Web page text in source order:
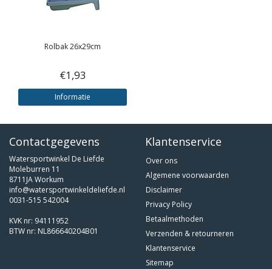
Rolbak 26x29cm
€1,93
Informatie
Contactgegevens
Watersportwinkel De Liefde
Moleburren 11
8711JA Workum
info@watersportwinkeldeliefde.nl
0031-515 542004
KVK nr: 94111952
BTW nr: NL866640204B01
Klantenservice
Over ons
Algemene voorwaarden
Disclaimer
Privacy Policy
Betaalmethoden
Verzenden & retourneren
Klantenservice
Sitemap